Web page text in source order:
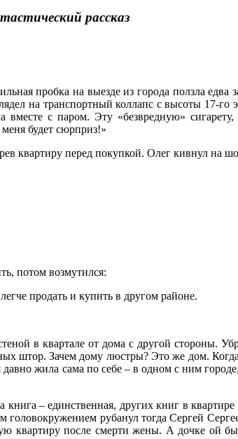
рассказ
пробка на выезде из города ползла едва
на транспортный коллапс с высоты 17-
вместе с паром. Эту «безвредную»
будет сюрприз!»
квартиру перед покупкой. Олег кивнул на
потом возмутился:
продать и купить в другом районе.
в квартале от дома с другой стороны.
штор. Зачем дому люстры? Это же дом.
жила сама по себе – в одном с ним
– единственная, других книг в
рубанул тогда Сергей
квартиру после смерти жены. А дочке ой